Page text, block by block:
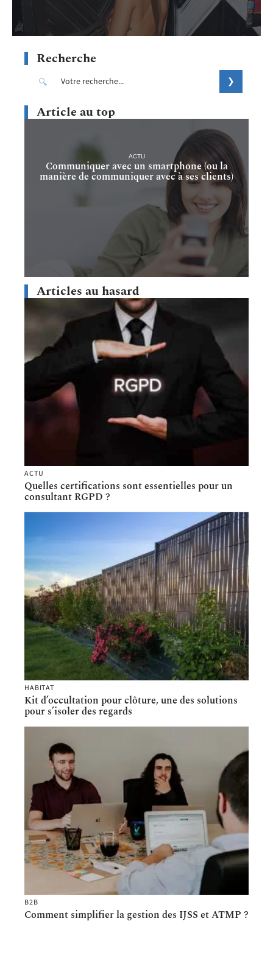
Recherche
Article au top
ACTU
Communiquer avec un smartphone (ou la
manière de communiquer avec à ses clients)
Articles au hasard
ACTU
Quelles certifications sont essentielles pour un
consultant RGPD ?
HABITAT
Kit d’occultation pour clôture, une des solutions
pour s’isoler des regards
B2B
Comment simplifier la gestion des IJSS et ATMP ?